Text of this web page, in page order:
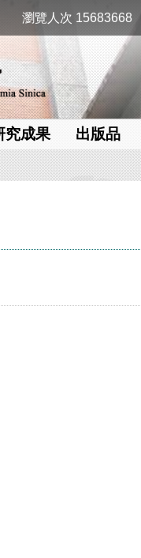
瀏覽人次 15683668
究成果 出版品